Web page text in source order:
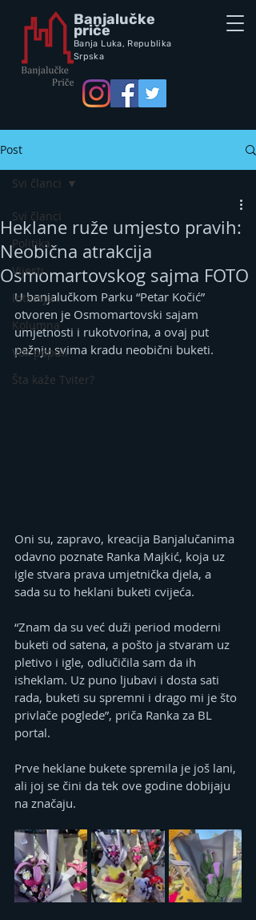
Banjalučke
priče
Banja Luka, Republika
Srpska
Post
Svi članci
Politika
Vijesti
Intervju
Kolumna
Vox populi
Šta kaže Tviter?
Svi članci
Heklane ruže umjesto pravih:
Neobična atrakcija
Osmomartovskog sajma FOTO
U banjalučkom Parku “Petar Kočić”
otvoren je Osmomartovski sajam
umjetnosti i rukotvorina, a ovaj put
pažnju svima kradu neobični buketi.
Oni su, zapravo, kreacija Banjalučanima
odavno poznate Ranka Majkić, koja uz
igle stvara prava umjetnička djela, a
sada su to heklani buketi cvijeća.
“Znam da su već duži period moderni
buketi od satena, a pošto ja stvaram uz
pletivo i igle, odlučičila sam da ih
isheklam. Uz puno ljubavi i dosta sati
rada, buketi su spremni i drago mi je što
privlače poglede”, priča Ranka za BL
portal.
Prve heklane bukete spremila je još lani,
ali joj se čini da tek ove godine dobijaju
na značaju.